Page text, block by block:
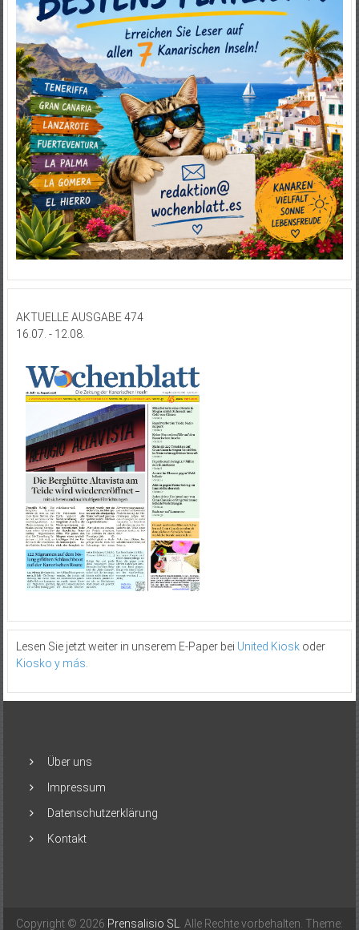
AKTUELLE AUSGABE 474
16.07. - 12.08.
Lesen Sie jetzt weiter in unserem E-Paper bei United Kioskoder
Kiosko y más.
Über uns
Impressum
Datenschutzerklärung
Kontakt
Copyright © 2026 Prensalisio SL. Alle Rechte vorbehalten. Theme: